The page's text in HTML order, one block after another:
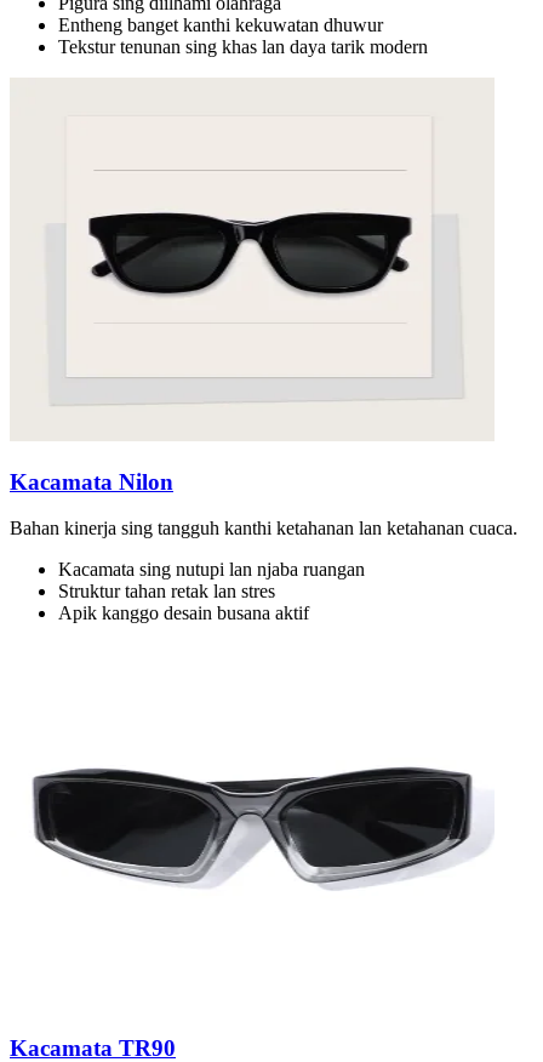
Entheng banget kanthi kekuwatan dhuwur
Tekstur tenunan sing khas lan daya tarik modern
Kacamata Nilon
Bahan kinerja sing tangguh kanthi ketahanan lan ketahanan cuaca.
Kacamata sing nutupi lan njaba ruangan
Struktur tahan retak lan stres
Apik kanggo desain busana aktif
Kacamata TR90